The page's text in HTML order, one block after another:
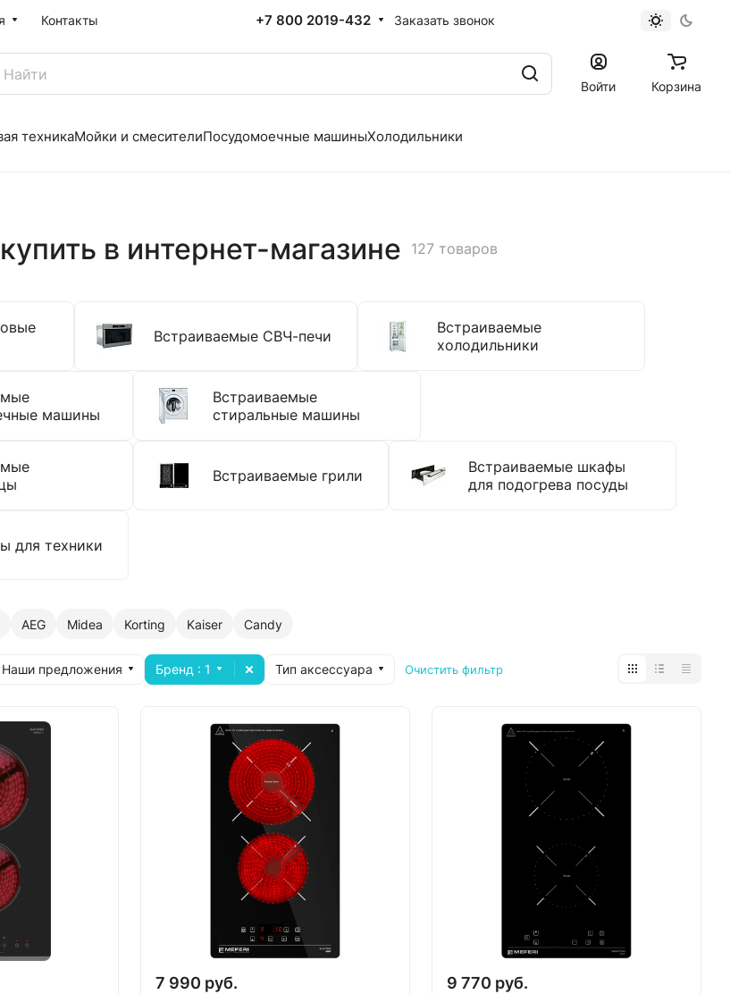
Контакты +7 800 2019-432 Заказать звонок
Войти Корзина
техникаМойки и смесителиПосудомоечные машиныХолодильники
в интернет-магазине 127 товаров
Встраиваемые СВЧ-печи
Встраиваемые
холодильники
машины
Встраиваемые
стиральные машины
Встраиваемые грили
Встраиваемые шкафы
для подогрева посуды
для техники
AEG Midea Korting Kaiser Candy
Наши предложения Бренд : 1 Тип аксессуара Очистить фильтр
7 990 руб. 9 770 руб.